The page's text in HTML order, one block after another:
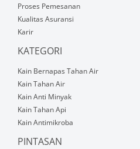
Proses Pemesanan
Kualitas Asuransi
Karir
KATEGORI
Kain Bernapas Tahan Air
Kain Tahan Air
Kain Anti Minyak
Kain Tahan Api
Kain Antimikroba
PINTASAN